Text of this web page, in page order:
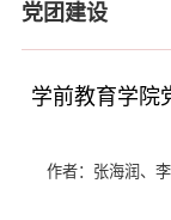
党团建设
学前教育学院
作者：张海润、